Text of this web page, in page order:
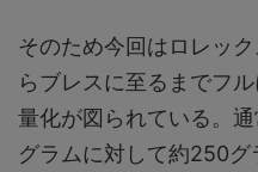
そのため今回はロレッ
らブレスに至るまでフ
量化が図られている。
グラムに対して約250